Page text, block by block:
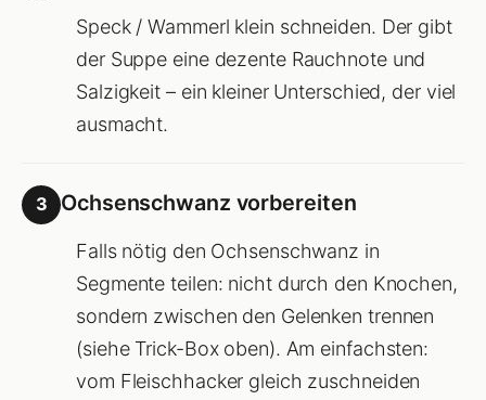
Speck / Wammerl klein schneiden. Der gibt
der Suppe eine dezente Rauchnote und
Salzigkeit – ein kleiner Unterschied, der viel
ausmacht.
3 Ochsenschwanz vorbereiten
Falls nötig den Ochsenschwanz in
Segmente teilen: nicht durch den Knochen,
sondern zwischen den Gelenken trennen
(siehe Trick-Box oben). Am einfachsten:
vom Fleischhacker gleich zuschneiden